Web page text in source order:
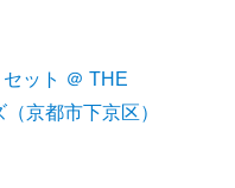
ット ＠ THE
京都市下京区）